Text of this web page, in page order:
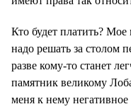
Кто будет платить?
надо решать за столом
разве кому-то станет
памятник великому
меня к нему